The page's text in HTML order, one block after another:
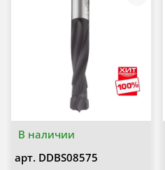
В наличии
арт. DDBS08575